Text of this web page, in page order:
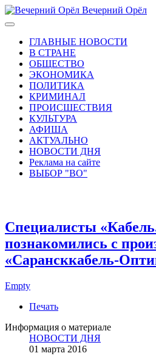
Вечерний Орёл
ГЛАВНЫЕ НОВОСТИ
В СТРАНЕ
ОБЩЕСТВО
ЭКОНОМИКА
ПОЛИТИКА
КРИМИНАЛ
ПРОИСШЕСТВИЯ
КУЛЬТУРА
АФИША
АКТУАЛЬНО
НОВОСТИ ДНЯ
Реклама на сайте
ВЫБОР "ВО"
Специалисты
познакомились с
«Сарансккабель-
Empty
Печать
Информация о материале
НОВОСТИ ДНЯ
01 марта 2016